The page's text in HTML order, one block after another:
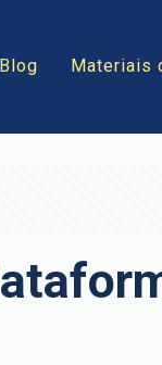
Blog Materiais